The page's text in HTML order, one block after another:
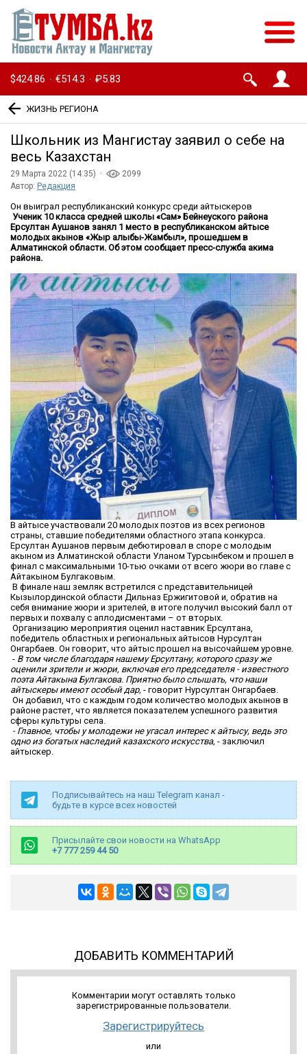
$424.86 · €514.3 · ₽5.83
ЖИЗНЬ РЕГИОНА
Школьник из Мангистау заявил о себе на
весь Казахстан
29 Марта 2022 (14:35) ·
2099
Автор: Редакция
Он выиграл республиканский конкурс среди айтыскеров
Ученик 10 класса средней школы «Сам» Бейнеуского района
Ерсултан Аушанов занял 1 место в республиканском айтысе
молодых акынов «Жыр алыбы-Жамбыл», прошедшем в
Алматинской области. Об этом сообщает пресс-служба акима
района.
В айтысе участвовали 20 молодых поэтов из всех регионов
страны, ставшие победителями областного этапа конкурса.
Ерсултан Аушанов первым дебютировал в споре с молодым
акыном из Алматинской области Уланом Турсынбеком и прошел в
финал с максимальными 10-тью очками от всего жюри во главе с
Айтакыном Булгаковым.
В финале наш земляк встретился с представительницей
Кызылординской области Дильназ Ержигитовой и, обратив на
себя внимание жюри и зрителей, в итоге получил высокий балл от
первых и похвалу с аплодисментами – от вторых.
Организацию мероприятия оценил наставник Ерсултана,
победитель областных и региональных айтысов Нурсултан
Онгарбаев. Он говорит, что айтыс прошел на высочайшем уровне.
- В том числе благодаря нашему Ерсултану, которого сразу же
оценили зрители и жюри, включая его председателя - известного
поэта Айтакына Булгакова. Приятно было слышать, что наши
айтыскеры имеют особый дар, - говорит Нурсултан Онгарбаев.
Он добавил, что с каждым годом количество молодых акынов в
районе растет, что является показателем успешного развития
сферы культуры села.
- Главное, чтобы у молодежи не угасал интерес к айтысу, ведь это
одно из богатых наследий казахского искусства, - заключил
айтыскер.
Подписывайтесь на наш Telegram канал -
будьте в курсе всех новостей
Присылайте свои новости на WhatsApp
+7 777 259 44 50
ДОБАВИТЬ КОММЕНТАРИЙ
Комментарии могут оставлять только
зарегистрированные пользователи.
Зарегистрируйтесь
или